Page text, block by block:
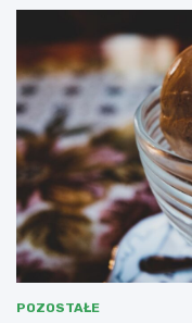
POZOSTAŁE